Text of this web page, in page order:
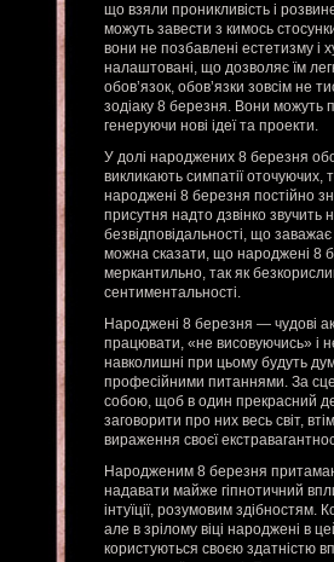
що взяли проникливість і
можуть завести з кимось
вони не позбавлені естетизму і
налаштовані, що дозволяє їм
обов’язок, обов’язки зовсім не
зодіаку 8 березня. Вони можуть
генеруючи нові ідеї та проекти.
У долі народжених 8 березня
викликають симпатії оточуючих,
народжені 8 березня постійно
присутня надто дзвінко звучить
безвідповідальності, що
можна сказати, що народжені 8
меркантильно, так як
сентиментальності.
Народжені 8 березня — чудові
працювати, «не висовуючись» і
навколишні при цьому будуть
професійними питаннями. За
собою, щоб в один прекрасний
заговорити про них весь світ,
вираження своєї
Народженим 8 березня
надавати майже гіпнотичний
інтуїції, розумовим здібностям.
але в зрілому віці народжені в
користуються своєю здатністю